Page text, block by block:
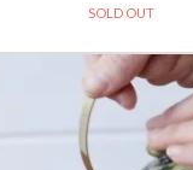
SOLD OUT